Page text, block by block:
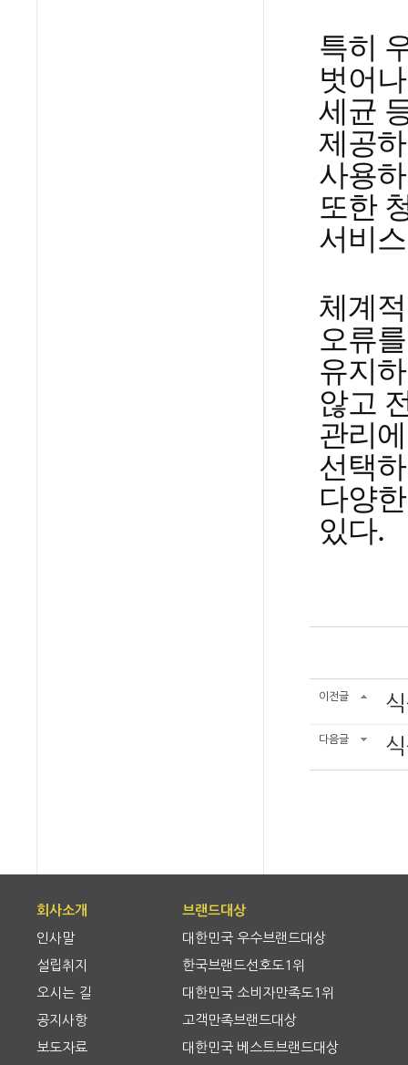
특히
벗어
세균
제공
사용
또한
서비
체계
오류
유지
않고
관리
선택
다양
있다.
이전글
다음글
회사소개
인사말
설립취지
오시는 길
공지사항
보도자료
브랜드대상
대한민국 우수브랜드대상
한국브랜드선호도1위
대한민국 소비자만족도1위
고객만족브랜드대상
대한민국 베스트브랜드대상